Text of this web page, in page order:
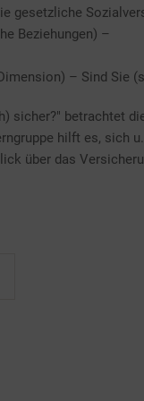
gesetzliche
Beziehungen) –
– Sind Sie
sicher?" betrachtet
hilft es, sich
über das